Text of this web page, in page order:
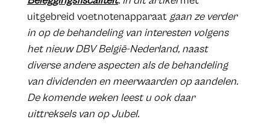
uitgebreid voetnotenapparaat gaan ze verder
in op de behandeling van interesten volgens
het nieuw DBV België-Nederland, naast
diverse andere aspecten als de behandeling
van dividenden en meerwaarden op aandelen.
De komende weken leest u ook daar
uittreksels van op Jubel.